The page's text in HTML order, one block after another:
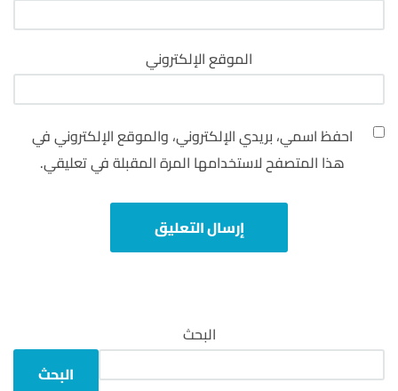
الموقع الإلكتروني
احفظ اسمي، بريدي الإلكتروني، والموقع الإلكتروني في
هذا المتصفح لاستخدامها المرة المقبلة في تعليقي.
البحث
البحث